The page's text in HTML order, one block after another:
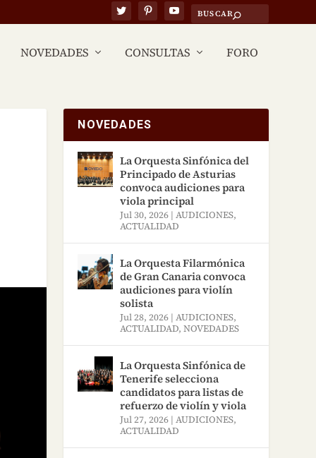
NOVEDADES CONSULTAS FORO
NOVEDADES
La Orquesta Sinfónica del
Principado de Asturias
convoca audiciones para
viola principal
Jul 30, 2026 |AUDICIONES,
ACTUALIDAD
La Orquesta Filarmónica
de Gran Canaria convoca
audiciones para violín
solista
Jul 28, 2026 |AUDICIONES,
ACTUALIDAD,NOVEDADES
La Orquesta Sinfónica de
Tenerife selecciona
candidatos para listas de
refuerzo de violín y viola
Jul 27, 2026 |AUDICIONES,
ACTUALIDAD